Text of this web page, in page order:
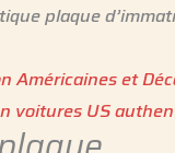
plaque
Américaines et
voitures US